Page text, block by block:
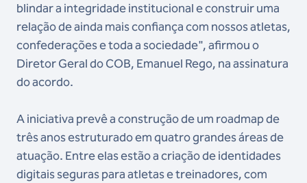
blindar a integridade institucional e construir uma
relação de ainda mais confiança com nossos atletas,
confederações e toda a sociedade", afirmou o
Diretor Geral do COB, Emanuel Rego, na assinatura
do acordo.
A iniciativa prevê a construção de um roadmap de
três anos estruturado em quatro grandes áreas de
atuação. Entre elas estão a criação de identidades
digitais seguras para atletas e treinadores, com